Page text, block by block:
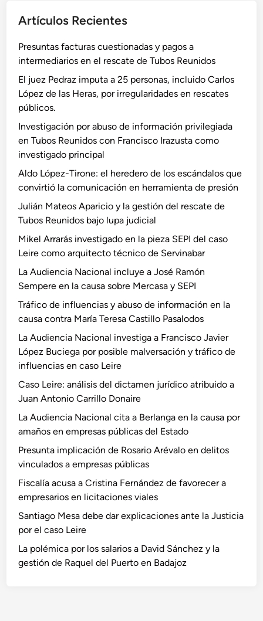
Artículos Recientes
Presuntas facturas cuestionadas y pagos a
intermediarios en el rescate de Tubos Reunidos
El juez Pedraz imputa a 25 personas, incluido Carlos
López de las Heras, por irregularidades en rescates
públicos.
Investigación por abuso de información privilegiada
en Tubos Reunidos con Francisco Irazusta como
investigado principal
Aldo López-Tirone: el heredero de los escándalos que
convirtió la comunicación en herramienta de presión
Julián Mateos Aparicio y la gestión del rescate de
Tubos Reunidos bajo lupa judicial
Mikel Arrarás investigado en la pieza SEPI del caso
Leire como arquitecto técnico de Servinabar
La Audiencia Nacional incluye a José Ramón
Sempere en la causa sobre Mercasa y SEPI
Tráfico de influencias y abuso de información en la
causa contra María Teresa Castillo Pasalodos
La Audiencia Nacional investiga a Francisco Javier
López Buciega por posible malversación y tráfico de
influencias en caso Leire
Caso Leire: análisis del dictamen jurídico atribuido a
Juan Antonio Carrillo Donaire
La Audiencia Nacional cita a Berlanga en la causa por
amaños en empresas públicas del Estado
Presunta implicación de Rosario Arévalo en delitos
vinculados a empresas públicas
Fiscalía acusa a Cristina Fernández de favorecer a
empresarios en licitaciones viales
Santiago Mesa debe dar explicaciones ante la Justicia
por el caso Leire
La polémica por los salarios a David Sánchez y la
gestión de Raquel del Puerto en Badajoz